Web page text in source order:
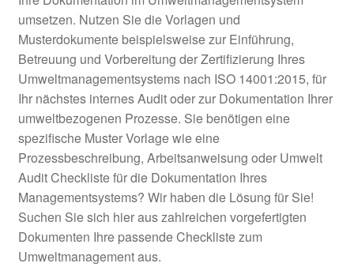
umsetzen. Nutzen Sie die Vorlagen und
Musterdokumente beispielsweise zur Einführung,
Betreuung und Vorbereitung der Zertifizierung Ihres
Umweltmanagementsystems nach ISO 14001:2015, für
Ihr nächstes internes Audit oder zur Dokumentation Ihrer
umweltbezogenen Prozesse. Sie benötigen eine
spezifische Muster Vorlage wie eine
Prozessbeschreibung, Arbeitsanweisung oder Umwelt
Audit Checkliste für die Dokumentation Ihres
Managementsystems? Wir haben die Lösung für Sie!
Suchen Sie sich hier aus zahlreichen vorgefertigten
Dokumenten Ihre passende Checkliste zum
Umweltmanagement aus.